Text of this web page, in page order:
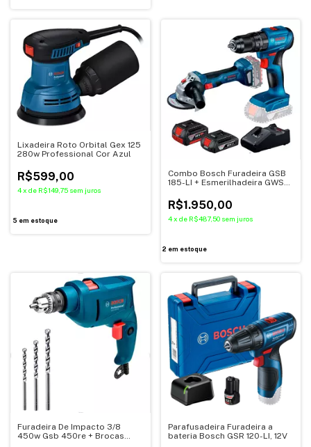
Lixadeira Roto Orbital Gex 125
280w Professional Cor Azul
R$599,00
4x de R$149,75 sem juros
5 em estoque
Combo Bosch Furadeira GSB
185-LI + Esmerilhadeira GWS
Carregador - Bosch
R$1.950,00
4 x de R$487,50 sem juros
2 em estoque
Furadeira De Impacto 3/8
450w Gsb 450re + Brocas
Parafusadeira Furadeira a
bateria Bosch GSR 120-LI, 12V